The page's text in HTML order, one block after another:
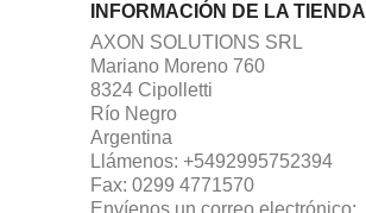
INFORMACIÓN DE LA TIENDA
AXON SOLUTIONS SRL
Mariano Moreno 760
8324 Cipolletti
Río Negro
Argentina
Llámenos: +5492995752394
Fax: 0299 4771570
Envíenos un correo electrónico: